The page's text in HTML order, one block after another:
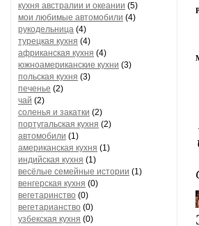
кухня австралии и океании (5)
мои любимые автомобили (4)
рукодельница (4)
турецкая кухня (4)
африканская кухня (4)
южноамериканские кухни (3)
польская кухня (3)
печенье (2)
чай (2)
соленья и закатки (2)
португальская кухня (2)
автомобили (1)
американская кухня (1)
индийская кухня (1)
весёлые семейные истории (1)
венгерская кухня (0)
вегетаринство (0)
вегетарианство (0)
узбекская кухня (0)